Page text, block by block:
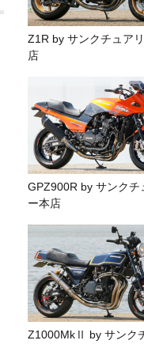
Z1R by サンクチュア
店
GPZ900R by サンクチ
ー本店
Z1000MkⅡ by サンク